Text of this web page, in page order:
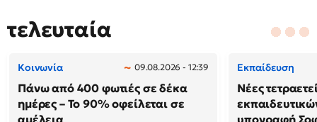
τελευταία
Κοινωνία 09.08.2026 - 12:39
Πάνω από 400 φωτιές σε δέκα
ημέρες – Το 90% οφείλεται σε
Εκπαίδευση
Νέες